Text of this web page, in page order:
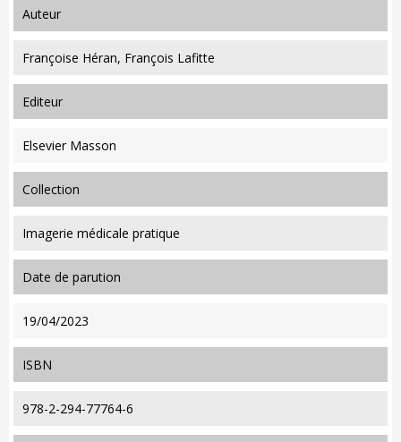
auteur
Françoise Héran, François Lafitte
editeur
Elsevier Masson
collection
Imagerie médicale pratique
date de parution
19/04/2023
ISBN
978-2-294-77764-6